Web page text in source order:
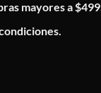
mayores a $499.